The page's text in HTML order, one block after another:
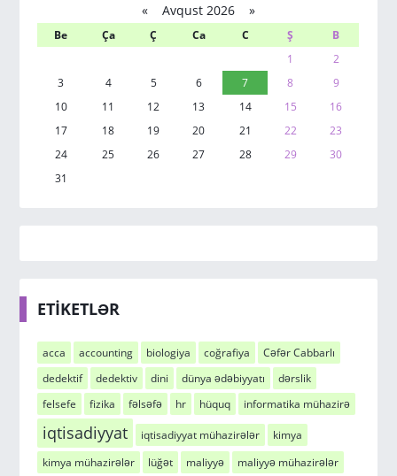
«Avqust 2026 »
Be Ça Ç Ca C Ş
B
1
2
3
4 5 6 7 8
9
10
11 12 13 14 15
16
17
18 19 20 21 22
23
24
25 26 27 28 29
30
31
ETİKETLƏR
acca accounting biologiya coğrafiya
Cəfər Cabbarlı
dedektif
dedektiv dini dünya ədəbiyyatı
dərslik
felsefe
fizika fəlsəfə hr hüquq informatika mühazirə
iqtisadiyyat iqtisadiyyat mühazirələr
kimya
kimya mühazirələr
lüğət maliyyə
maliyyə mühazirələr